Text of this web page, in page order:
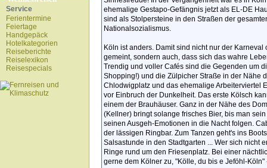
Service
Ferientermine
Feiertage
Handgepäck
Hotelkategorien
Reiseberichte
Reiselexikon
Reisespecials
ehemalige Gestapo-Gefängnis jetzt als EL-DE
sind als Stolpersteine in den Straßen der
Nationalsozialismus.
Köln ist anders. Damit sind nicht nur der
gemeint, sondern auch, dass sich das wahre
Trendig und voller Cafés sind die Gegenden um
Shopping!) und die Zülpicher Straße in der Nähe
Chlodwigplatz und das ehemalige Arbeiterviertel
vor Einbruch der Dunkelheit. Das erste Kölsch
einem der Brauhäuser. Ganz in der Nähe des
(Kellner) bringt solange frisches Bier, bis man
seinen Ausgeh-Emotionen in die Nacht folgen.
der lässigen Ringbar. Zum Tanzen geht's ins
Salsastunde in den Stadtgarten ... Wer sich nicht
Ringe rund um den Friesenplatz. Bei einer
gerne dem Kölner zu, "Kölle, du bis e Jeföhl-Köln"